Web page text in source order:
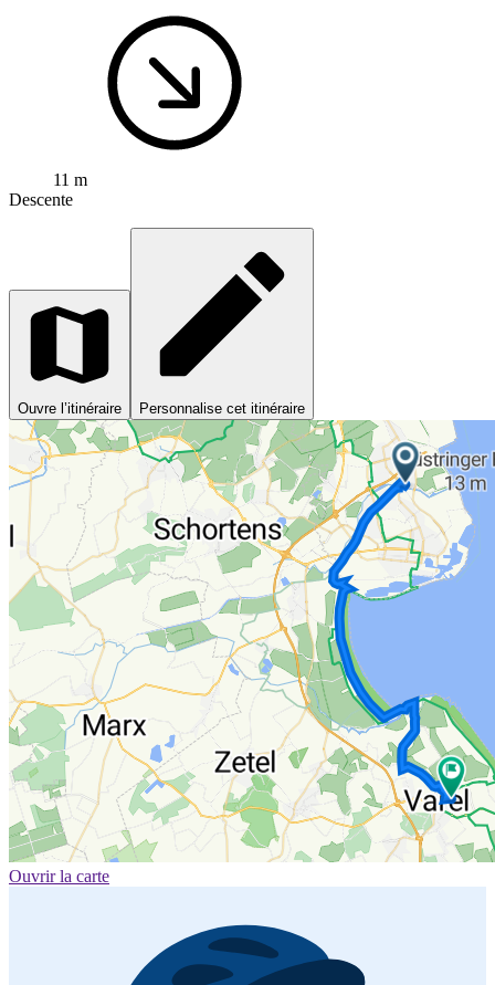
11 m
Descente
Ouvre l’itinéraire Personnalise cet itinéraire
Ouvrir la carte